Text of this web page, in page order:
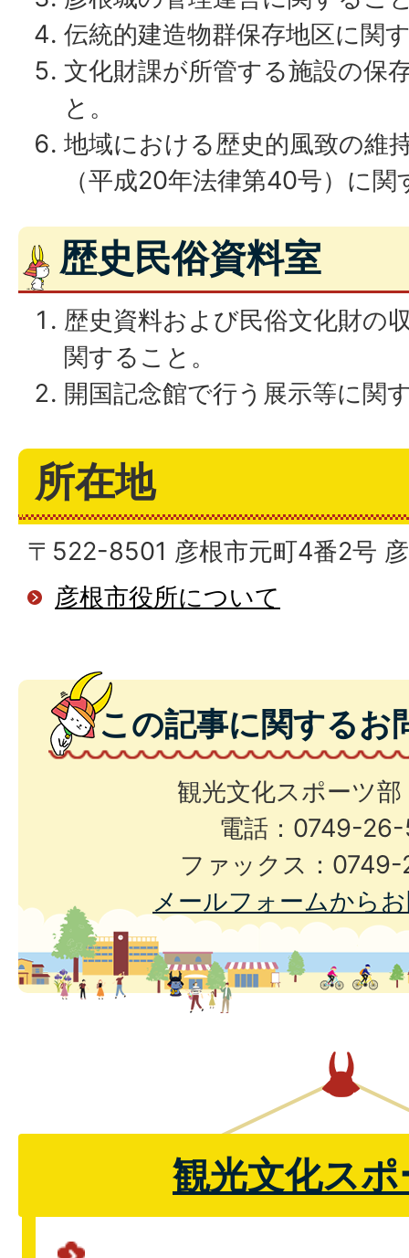
伝統的建造物群保存地区に関
文化財課が所管する施設の保
と。
地域における歴史的風致の維
（平成20年法律第40号）に
歴史民俗資料室
歴史資料および民俗文化財の
関すること。
開国記念館で行う展示等に関
所在地
〒522-8501 彦根市元町4番2号
彦根市役所について
この記事に関するお
観光文化スポーツ部
電話：0749-
ファックス：
メールフォームから
観光文化ス